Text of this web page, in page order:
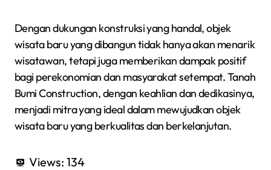
Dengan dukungan konstruksi yang handal, objek
wisata baru yang dibangun tidak hanya akan menarik
wisatawan, tetapi juga memberikan dampak positif
bagi perekonomian dan masyarakat setempat. Tanah
Bumi Construction, dengan keahlian dan dedikasinya,
menjadi mitra yang ideal dalam mewujudkan objek
wisata baru yang berkualitas dan berkelanjutan.
Views: 134